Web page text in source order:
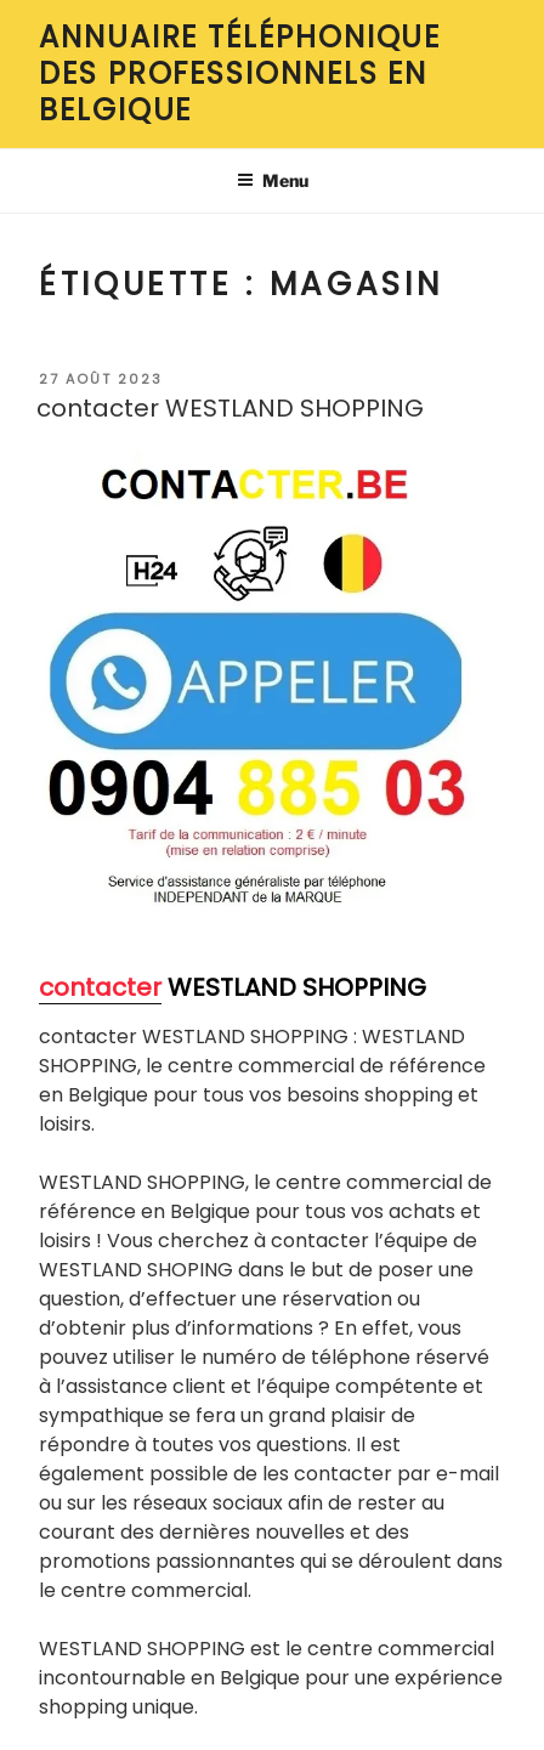
contenu
principal
ANNUAIRE TÉLÉPHONIQUE
DES PROFESSIONNELS EN
BELGIQUE
Menu
ÉTIQUETTE : MAGASIN
PUBLIÉ
27 AOÛT 2023
contacter WESTLAND SHOPPING
contacterWESTLAND SHOPPING
contacter WESTLAND SHOPPING : WESTLAND
SHOPPING, le centre commercial de référence
en Belgique pour tous vos besoins shopping et
loisirs.
WESTLAND SHOPPING, le centre commercial de
référence en Belgique pour tous vos achats et
loisirs ! Vous cherchez à contacter l’équipe de
WESTLAND SHOPING dans le but de poser une
question, d’effectuer une réservation ou
d’obtenir plus d’informations ? En effet, vous
pouvez utiliser le numéro de téléphone réservé
à l’assistance client et l’équipe compétente et
sympathique se fera un grand plaisir de
répondre à toutes vos questions. Il est
également possible de les contacter par e-mail
ou sur les réseaux sociaux afin de rester au
courant des dernières nouvelles et des
promotions passionnantes qui se déroulent dans
le centre commercial.
WESTLAND SHOPPING est le centre commercial
incontournable en Belgique pour une expérience
shopping unique.